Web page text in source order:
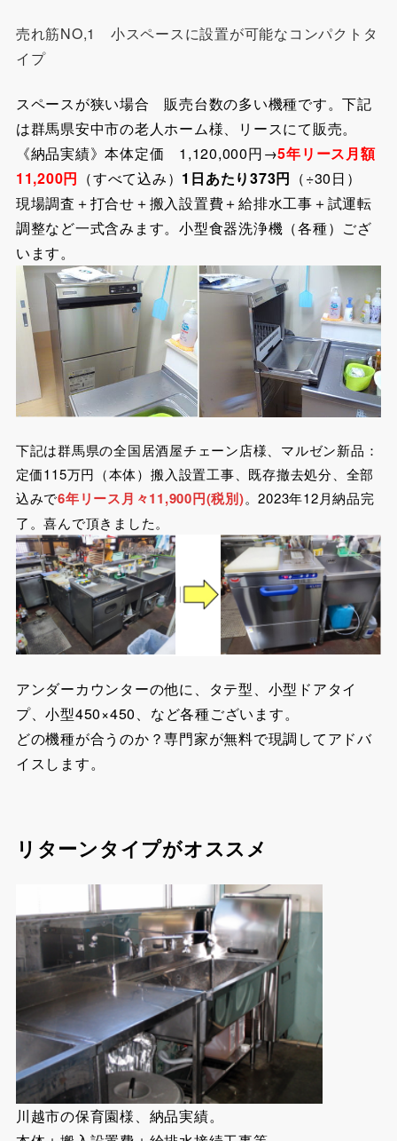
売れ筋NO,1 小スペースに設置が可能なコンパクトタ
イプ
スペースが狭い場合 販売台数の多い機種です。下記
は群馬県安中市の老人ホーム様、リースにて販売。
《納品実績》本体定価 1,120,000円→5年リース月額
11,200円 （すべて込み） 1日あたり373円 （÷30日）
現場調査＋打合せ＋搬入設置費＋給排水工事＋試運転
調整など一式含みます。小型食器洗浄機（各種）ござ
います。
下記は群馬県の全国居酒屋チェーン店様、マルゼン新品：
定価115万円（本体）搬入設置工事、既存撤去処分、全部
込みで6年リース月々11,900円(税別)。2023年12月納品完
了。喜んで頂きました。
アンダーカウンターの他に、タテ型、小型ドアタイ
プ、小型450×450、など各種ございます。
どの機種が合うのか？専門家が無料で現調してアドバ
イスします。
リターンタイプがオススメ
川越市の保育園様、納品実績。